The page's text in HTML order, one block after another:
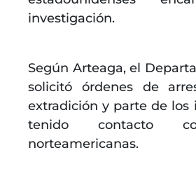
investigación.
Según Arteaga, el
solicitó órdenes de
extradición y parte de los
tenido contacto
norteamericanas.